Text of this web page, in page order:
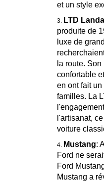
et un style
LTD
produite de
luxe de
la route.
confortable
en ont fait
familles. La
l'artisanat,
voiture
Mustang:
Ford ne
Ford
Mustang a